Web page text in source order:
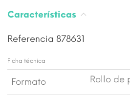
Características
Referencia 878631
Ficha técnica
Formato Rollo de